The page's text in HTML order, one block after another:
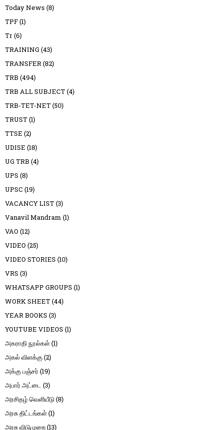
Today News (8)
TPF(1)
Tr(6)
TRAINING (43)
TRANSFER(82)
TRB (494)
TRB ALL SUBJECT(4)
TRB-TET-NET(50)
TRUST(1)
TTSE (2)
UDISE (18)
UG TRB (4)
UPS (8)
UPSC (19)
VACANCY LIST(3)
Vanavil Mandram (1)
VAO (12)
VIDEO (25)
VIDEO STORIES (10)
VRS (3)
WHATSAPP GROUPS (1)
WORK SHEET(44)
YEAR BOOKS (3)
YOUTUBE VIDEOS (1)
அகராதி நூல்கள்(1)
அகல் விளக்கு(2)
அக்கு பஞ்சர் (19)
அபார் அட்டை (3)
அரசிதழ் வெளியீடு(8)
அரசு திட்டங்கள்(1)
அரசு விடுமுறை(13)